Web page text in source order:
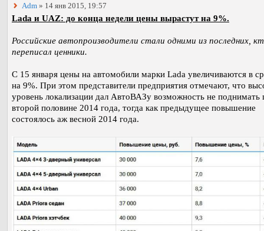
Adm » 14 янв 2015, 19:57
Lada и UAZ: до конца недели цены вырастут на 9%.
Российские автопроизводители стали одними из последних,
переписал ценники.
С 15 января цены на автомобили марки Lada увеличиваются в
на 9%. При этом представители предприятия отмечают, что
уровень локализации дал АвтоВАЗу возможность не поднимать
второй половине 2014 года, тогда как предыдущее повышение
состоялось аж весной 2014 года.